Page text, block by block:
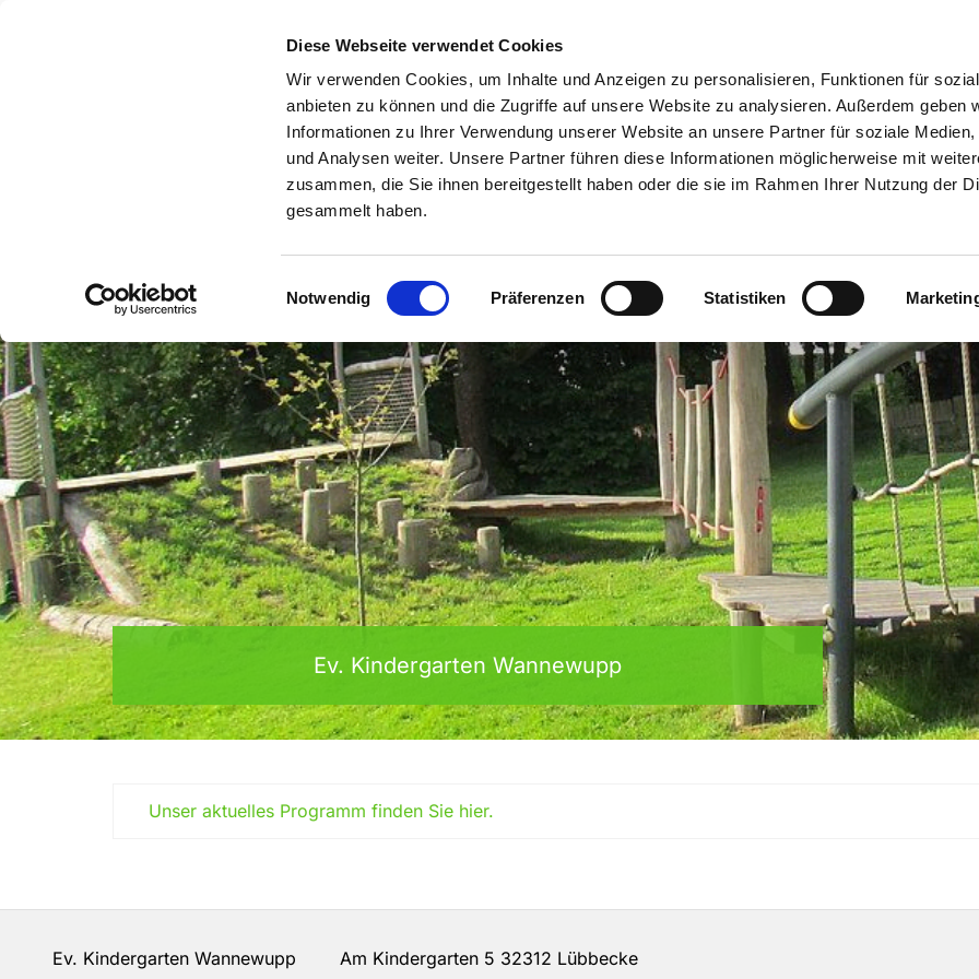
Diese Webseite verwendet Cookies
Wir verwenden Cookies, um Inhalte und Anzeigen zu personalisieren, Funktionen für
anbieten zu können und die Zugriffe auf unsere Website zu analysieren. Außerdem geben
Informationen zu Ihrer Verwendung unserer Website an unsere Partner für soziale Medien,
und Analysen weiter. Unsere Partner führen diese Informationen möglicherweise mit
zusammen, die Sie ihnen bereitgestellt haben oder die sie im Rahmen Ihrer Nutzung der
gesammelt haben.
Einwilligungsauswahl
Notwendig Präferenzen Statistiken
INFORMATIONEN UND KONZEPT ANGEBOT
/ PROGRAMM
Ev. Kindergarten Wannewupp
Unser aktuelles Programm finden Sie hier.
Ev. Kindergarten Wannewupp Am Kindergarten 5 32312 Lübbecke